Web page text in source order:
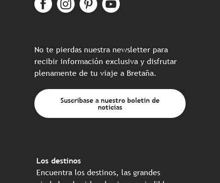
No te pierdas nuestra newsletter para
recibir información exclusiva y disfrutar
plenamente de tu viaje a Bretaña.
Suscríbase a nuestro boletín de
noticias
Los destinos
Encuentra los destinos, las grandes